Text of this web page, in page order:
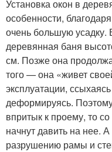
Установка окон в
особенности,
очень большую усадку.
деревянная баня
см. Позже она
того — она «живет
эксплуатации,
деформируясь.
впритык к проему, то
начнут давить на нее.
разрушению рамы и